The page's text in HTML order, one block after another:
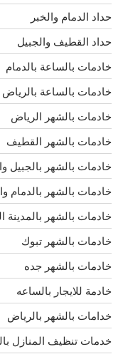
حداد الدمام والخبر
حداد القطيف والجبيل
خادمات بالساعة بالدمام
خادمات بالساعة بالرياض
خادمات بالشهر الرياض
خادمات بالشهر القطيف
خادمات بالشهر بالجبيل
خادمات بالشهر بالدمام
خادمات بالشهر بالمدينة
خادمات بالشهر تبوك
خادمات بالشهر جده
خادمة للايجار بالساعه
خدامات بالشهر بالرياض
خدمات تنظيف المنازل